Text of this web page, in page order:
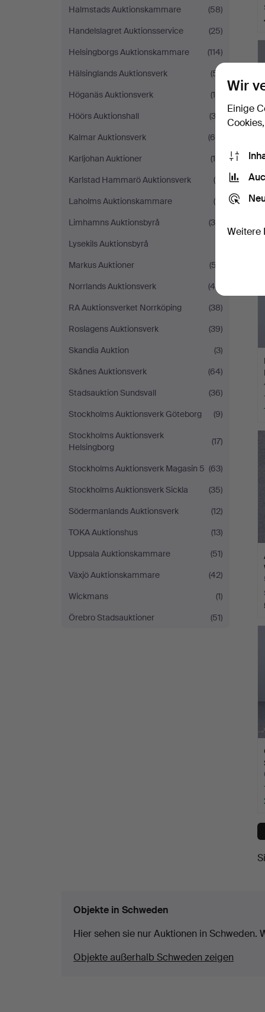
Halmstads Auktionskammare
(58)
Handelslagret Auktionsservice
(25)
Helsingborgs Auktionskammare
(114)
Hälsinglands Auktionsverk
(51)
Höganäs Auktionsverk
(16)
Höörs Auktionshall
(33)
Kalmar Auktionsverk
(65)
Karljohan Auktioner
(16)
Karlstad Hammarö Auktionsverk
(9)
Laholms Auktionskammare
(4)
Limhamns Auktionsbyrå
(30)
Lysekils Auktionsbyrå
Markus Auktioner
(57)
Norrlands Auktionsverk
(46)
RA Auktionsverket Norrköping
(38)
Roslagens Auktionsverk
(39)
Skandia Auktion
(3)
Skånes Auktionsverk
(64)
Stadsauktion Sundsvall
(36)
Stockholms Auktionsverk Göteborg
(9)
Stockholms Auktionsverk
Helsingborg
(17)
Stockholms Auktionsverk Magasin 5 (63)
Stockholms Auktionsverk Sickla
(35)
Södermanlands Auktionsverk
(12)
TOKA Auktionshus
(13)
Uppsala Auktionskammare
(51)
Växjö Auktionskammare
(42)
Wickmans
(1)
Örebro Stadsauktioner
(51)
Objekte in Schweden
Hier sehen sie nur Auktionen in Schweden.
Objekte außerhalb Schweden zeigen
Wir
Einige
Weitere